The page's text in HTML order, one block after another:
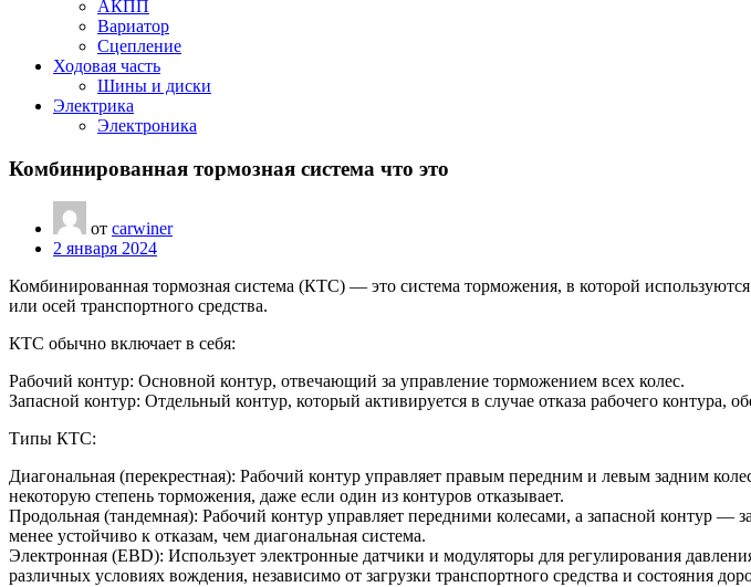
АКПП
Вариатор
Сцепление
Ходовая часть
Шины и диски
Электрика
Электроника
Комбинированная тормозная система что это
от carwiner
2 января 2024
Комбинированная тормозная система (КТС) — это система торможения, в которой
или осей транспортного средства.
КТС обычно включает в себя:
Рабочий контур: Основной контур, отвечающий за управление торможением всех колес.
Запасной контур: Отдельный контур, который активируется в случае отказа рабочего
Типы КТС:
Диагональная (перекрестная): Рабочий контур управляет правым передним и левым задним
некоторую степень торможения, даже если один из контуров отказывает.
Продольная (тандемная): Рабочий контур управляет передними колесами, а запасной контур —
менее устойчиво к отказам, чем диагональная система.
Электронная (EBD): Использует электронные датчики и модуляторы для регулирования
различных условиях вождения, независимо от загрузки транспортного средства и состояния